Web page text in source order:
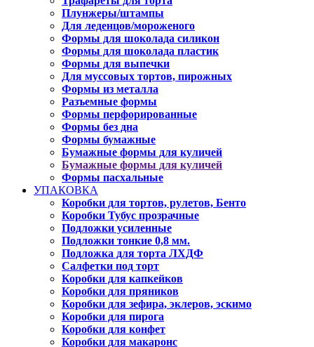
Плунжеры/штампы
Для леденцов/мороженого
Формы для шоколада силикон
Формы для шоколада пластик
Формы для выпечки
Для муссовых тортов, пирожных
Формы из металла
Разъемные формы
Формы перфорированные
Формы без дна
Формы бумажные
Бумажные формы для куличей
Бумажные формы для куличей
Формы пасхальные
УПАКОВКА
Коробки для тортов, рулетов, Бенто
Коробки Тубус прозрачные
Подложки усиленные
Подложки тонкие 0,8 мм.
Подложка для торта ЛХДФ
Салфетки под торт
Коробки для капкейков
Коробки для пряников
Коробки для зефира, эклеров, эскимо
Коробки для пирога
Коробки для конфет
Коробки для макаронс